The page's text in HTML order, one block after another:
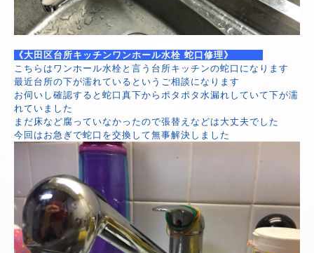
《大田区台所キッチンワンホール水栓 蛇口修理》
こちらはワンホール水栓と言う台所キッチンの蛇口になります
最近台所の下が濡れているというご相談になります
お伺いし確認すると蛇口真下からポタポタ水漏れしていて下が濡
れていました
まだ床など腐っていなかったので張替えなどは大丈夫でした
今回はお急ぎで蛇口を交換して無事解決しました